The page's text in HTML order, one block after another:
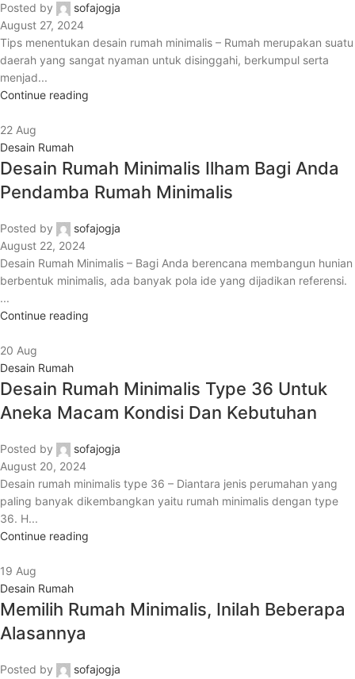
Posted by
sofajogja
August 27, 2024
Tips menentukan desain rumah minimalis – Rumah merupakan suatu
daerah yang sangat nyaman untuk disinggahi, berkumpul serta
menjad...
Continue reading
22 Aug
Desain Rumah
Desain Rumah Minimalis Ilham Bagi Anda
Pendamba Rumah Minimalis
Posted by
sofajogja
August 22, 2024
Desain Rumah Minimalis – Bagi Anda berencana membangun hunian
berbentuk minimalis, ada banyak pola ide yang dijadikan referensi.
...
Continue reading
20 Aug
Desain Rumah
Desain Rumah Minimalis Type 36 Untuk
Aneka Macam Kondisi Dan Kebutuhan
Posted by
sofajogja
August 20, 2024
Desain rumah minimalis type 36 – Diantara jenis perumahan yang
paling banyak dikembangkan yaitu rumah minimalis dengan type
36. H...
Continue reading
19 Aug
Desain Rumah
Memilih Rumah Minimalis, Inilah Beberapa
Alasannya
Posted by
sofajogja